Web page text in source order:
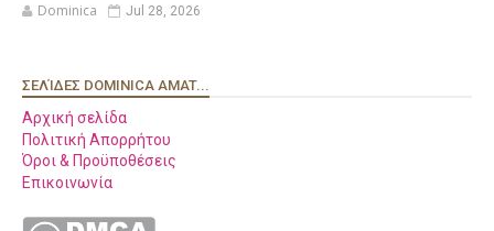
Dominica Jul 28, 2026
ΣΕΛΊΔΕΣ DOMINICA AMAT...
Αρχική σελίδα
Πολιτική Απορρήτου
Όροι & Προϋποθέσεις
Επικοινωνία